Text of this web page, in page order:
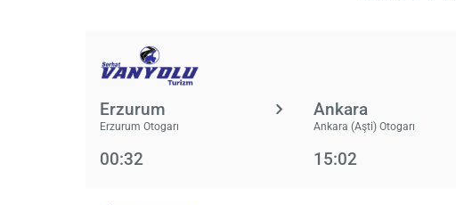
Erzurum
Erzurum Otogarı
Ankara
Ankara (Aşti) Otogarı
00:32 15:02